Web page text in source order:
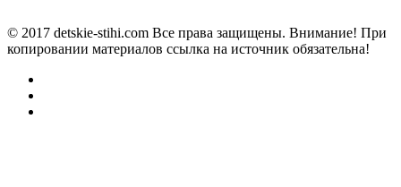
© 2017 detskie-stihi.com Все права защищены. Внимание! При
копировании материалов ссылка на источник обязательна!